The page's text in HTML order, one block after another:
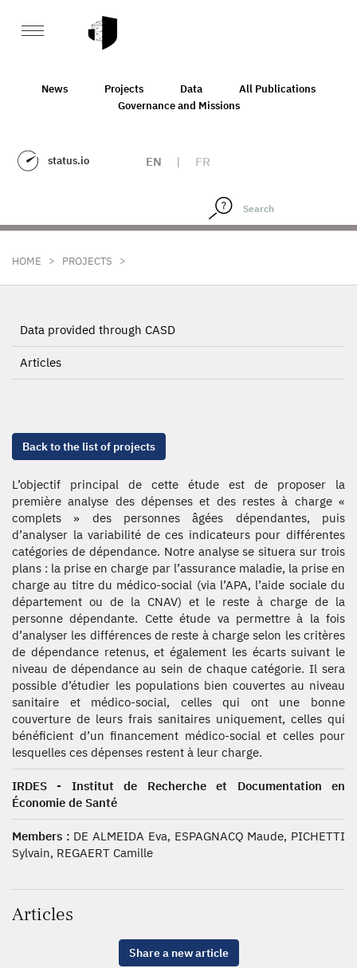
News Projects Data
All Publications
Governance and Missions
status.io EN | FR
HOME > PROJECTS >
Data provided through CASD
Articles
Back to the list of projects
L’objectif principal de cette étude est de proposer la
première analyse des dépenses et des restes à charge «
complets » des personnes âgées dépendantes, puis
d’analyser la variabilité de ces indicateurs pour différentes
catégories de dépendance. Notre analyse se situera sur trois
plans : la prise en charge par l’assurance maladie, la prise en
charge au titre du médico-social (via l’APA, l’aide sociale du
département ou de la CNAV) et le reste à charge de la
personne dépendante. Cette étude va permettre à la fois
d’analyser les différences de reste à charge selon les critères
de dépendance retenus, et également les écarts suivant le
niveau de dépendance au sein de chaque catégorie. Il sera
possible d’étudier les populations bien couvertes au niveau
sanitaire et médico-social, celles qui ont une bonne
couverture de leurs frais sanitaires uniquement, celles qui
bénéficient d’un financement médico-social et celles pour
lesquelles ces dépenses restent à leur charge.
IRDES - Institut de Recherche et Documentation en
Économie de Santé
Members : DE ALMEIDA Eva, ESPAGNACQ Maude, PICHETTI
Sylvain, REGAERT Camille
Articles
Share a new article